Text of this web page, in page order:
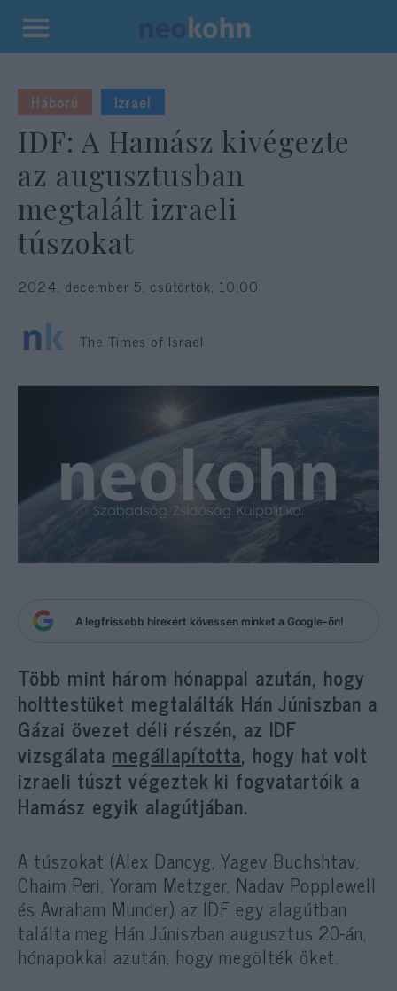
Kilépés
tartalomba
Háború Izrael
IDF: A Hamász kivégezte
az augusztusban
megtalált izraeli
túszokat
2024. december 5. csütörtök, 10:00
The Times of Israel
A legfrissebb hírekért kövessen minket a Google-ön!
Több mint három hónappal azután, hogy
holttestüket megtalálták Hán Júniszban a
Gázai övezet déli részén, az IDF
vizsgálata megállapította, hogy hat volt
izraeli túszt végeztek ki fogvatartóik a
Hamász egyik alagútjában.
A túszokat (Alex Dancyg, Yagev Buchshtav,
Chaim Peri, Yoram Metzger, Nadav Popplewell
és Avraham Munder) az IDF egy alagútban
találta meg Hán Júniszban augusztus 20-án,
hónapokkal azután, hogy megölték őket.